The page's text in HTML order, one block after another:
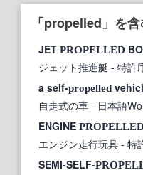
「propelled」を
JET PROPELLED
ジェット推進艇 - 特許
a self-propelled
自走式の車 - 日本語
ENGINE PROPELLED
エンジン走行玩具 - 特
SEMI-SELF-